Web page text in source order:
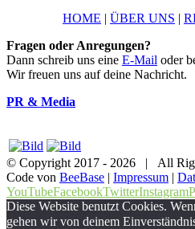
HOME | ÜBER UNS |
Fragen oder Anregungen?
Dann schreib uns eine E-Mail oder
Wir freuen uns auf deine Nachricht.
PR & Media
© Copyright 2017 - 2026 | All
Code von BeeBase | Impressum |
YouTubeFacebookTwitterInstagram
Diese Website benutzt Cookies.
gehen wir von deinem